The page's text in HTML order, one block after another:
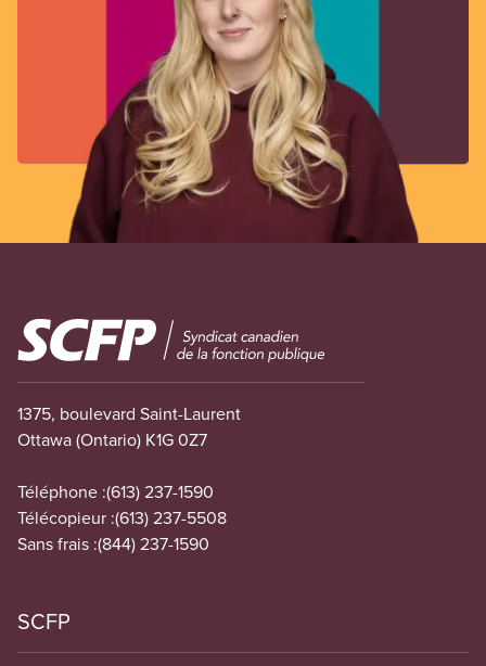
Image
1375, boulevard Saint-Laurent
Ottawa (Ontario) K1G 0Z7
Téléphone :(613) 237-1590
Télécopieur :(613) 237-5508
Sans frais :(844) 237-1590
SCFP